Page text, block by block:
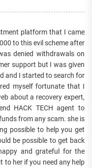
platform that I came
to this evil scheme after
denied withdrawals on
support but I was given
and I started to search for
myself fortunate that I
about a recovery expert,
HACK TECH agent to
from any scam. she is
possible to help you get
be possible to get back
and grateful for the
to her if you need any help